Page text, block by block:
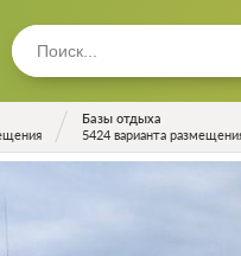
Базы отдыха
5424 варианта